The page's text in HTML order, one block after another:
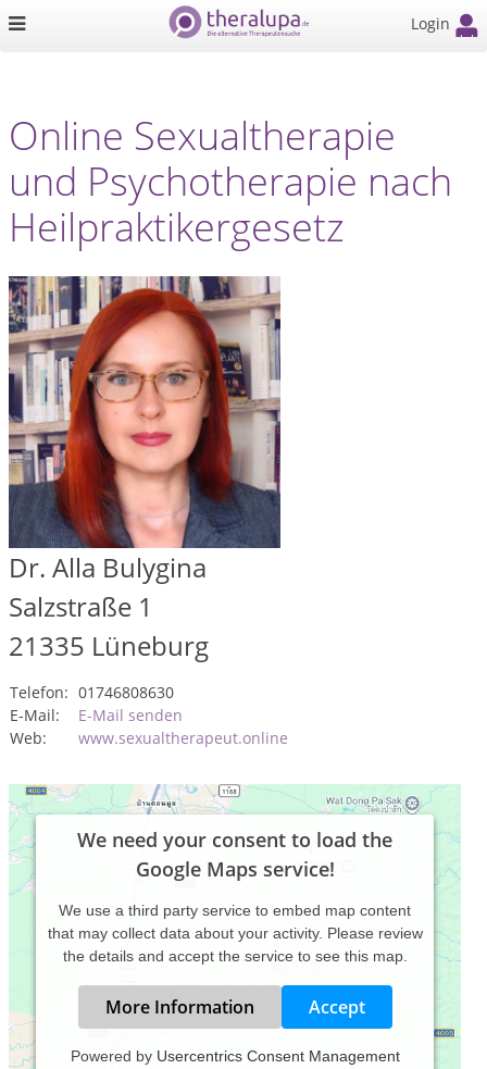
Login
Online Sexualtherapie
und Psychotherapie nach
Heilpraktikergesetz
Dr. Alla Bulygina
Salzstraße 1
21335 Lüneburg
Telefon: 01746808630
E-Mail:
E-Mail senden
Web:
www.sexualtherapeut.online
We need your consent to load the
Google Maps service!
We use a third party service to embed map content
that may collect data about your activity. Please review
the details and accept the service to see this map.
More Information Accept
Powered by Usercentrics Consent Management